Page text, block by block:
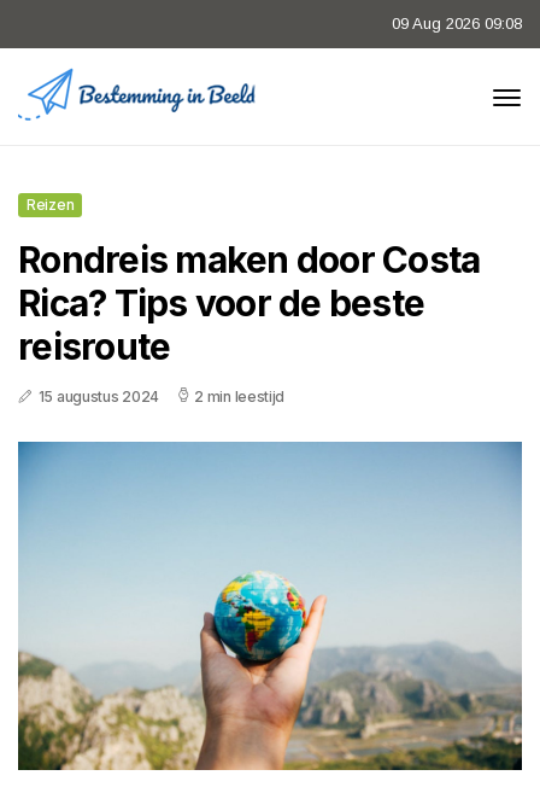
09 Aug 2026 09:08
Reizen
Rondreis maken door Costa
Rica? Tips voor de beste
reisroute
15 augustus 2024 2 min leestijd